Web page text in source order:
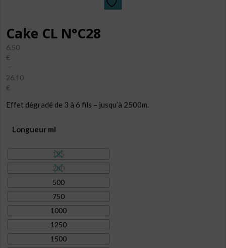
Cake CL N°C28
6,50
€
–
26,10
€
de
6,50€
26,10€
Effet dégradé de 3 à 6 fils – jusqu’à 2500m.
Longueur ml
125
250
500
750
1000
1250
1500